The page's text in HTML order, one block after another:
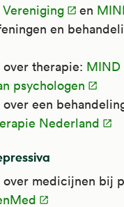
en
en
therapie: MIND
psychologen
een
Nederland
over medicijnen bij